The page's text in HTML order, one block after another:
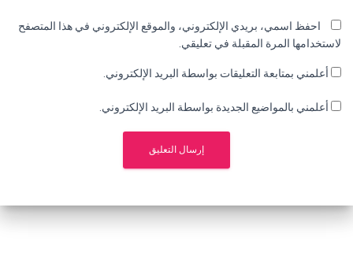
احفظ اسمي، بريدي الإلكتروني، والموقع الإلكتروني في هذا المتصفح
لاستخدامها المرة المقبلة في تعليقي.
أعلمني بمتابعة التعليقات بواسطة البريد الإلكتروني.
أعلمني بالمواضيع الجديدة بواسطة البريد الإلكتروني.